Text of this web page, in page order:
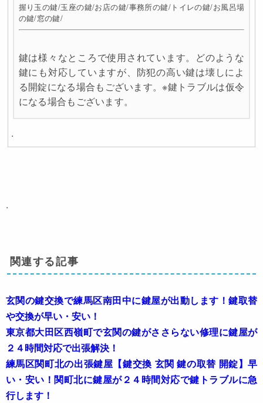
握り玉の鍵/玉座の鍵/お店の鍵/事務所の鍵/トイレの鍵/お風呂場
の鍵/窓の鍵/
鍵は様々なところで使用されています。どのような
鍵にも対応していますが、防犯の高い鍵は壊しによ
る開錠になる場合もございます。※鍵トラブルは仮令
になる場合もございます。
.
.
関連する記事
玄関の鍵交換で練馬区南田中に鍵屋が出動します！鍵取替
や交換が早い・安い！
東京都大田区西嶺町で玄関の鍵がささらない修理に鍵屋が
２４時間対応で出張解決！
練馬区関町北の出張鍵屋【鍵交換 玄関 鍵の取替 開錠】早
い・安い！関町北に鍵屋が２４時間対応で鍵トラブルに急
行します！